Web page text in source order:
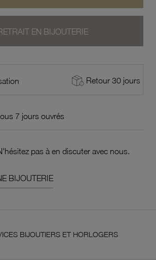
EN BIJOUTERIE
Retour 30 jours
7 jours ouvrés
pas à en discuter avec nous.
BIJOUTERIE
ET HORLOGERS